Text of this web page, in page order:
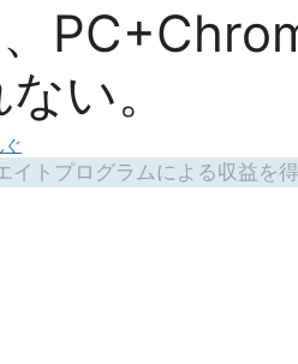
い。
ぐ
イトプログラムによる収益を得